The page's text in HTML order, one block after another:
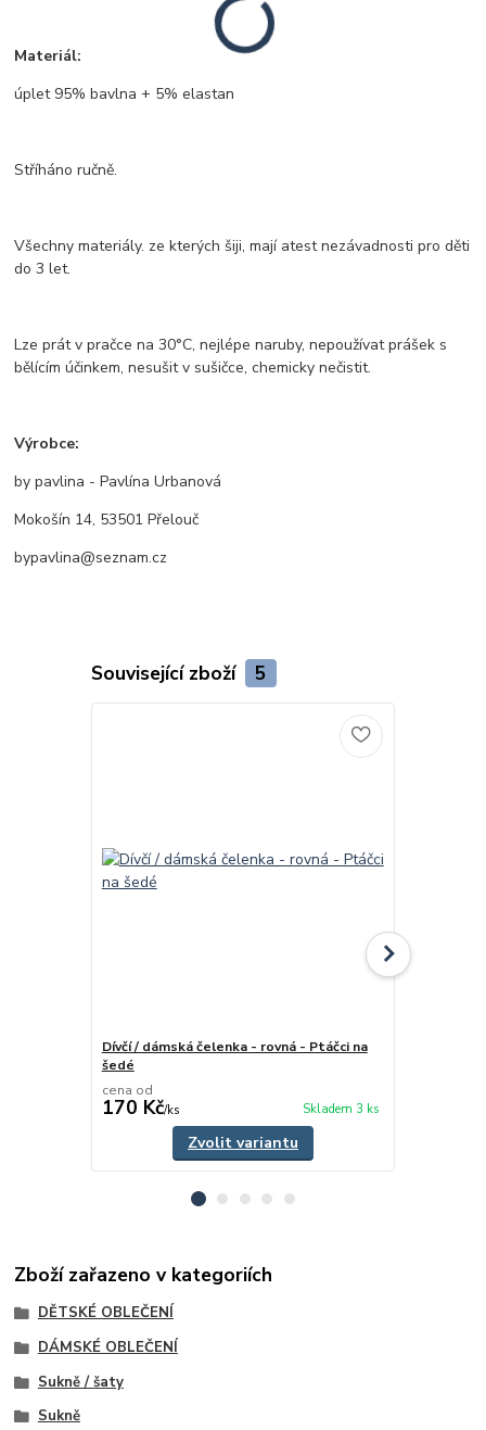
Materiál:
úplet 95% bavlna + 5% elastan
Stříháno ručně.
Všechny materiály. ze kterých šiji, mají atest nezávadnosti pro děti
do 3 let.
Lze prát v pračce na 30°C, nejlépe naruby, nepoužívat prášek s
bělícím účinkem, nesušit v sušičce, chemicky nečistit.
Výrobce:
by pavlina - Pavlína Urbanová
Mokošín 14, 53501 Přelouč
bypavlina@seznam.cz
Související zboží 5
Dívčí / dámská čelenka - rovná - Ptáčci na
šedé
cena od
170 Kč/ks Skladem 3 ks
Zvolit variantu
Zboží zařazeno v kategoriích
DĚTSKÉ OBLEČENÍ
DÁMSKÉ OBLEČENÍ
Sukně / šaty
Sukně